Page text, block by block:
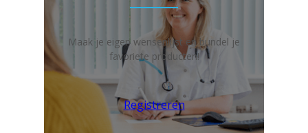
Maak je eigen wensenlijst en bundel je
favoriete producten!
Registreren